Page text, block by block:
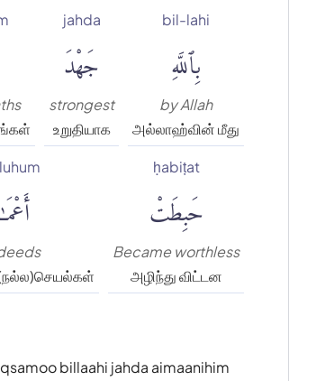
bil-lahi
بِٱللَّهِ
by Allah
அல்லாஹ்வின் மீது
jahda
جَهْدَ
strongest
உறுதியாக
ḥabiṭat
حَبِطَتْ
Became worthless
அழிந்து விட்டன
billaahi jahda aimaanihim